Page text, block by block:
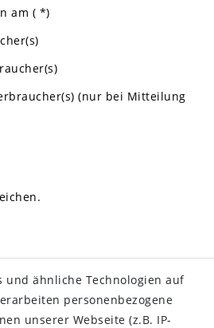
am ( *)
(nur bei Mitteilung
und ähnliche Technologien auf
personenbezogene
unserer Webseite (z.B. IP-